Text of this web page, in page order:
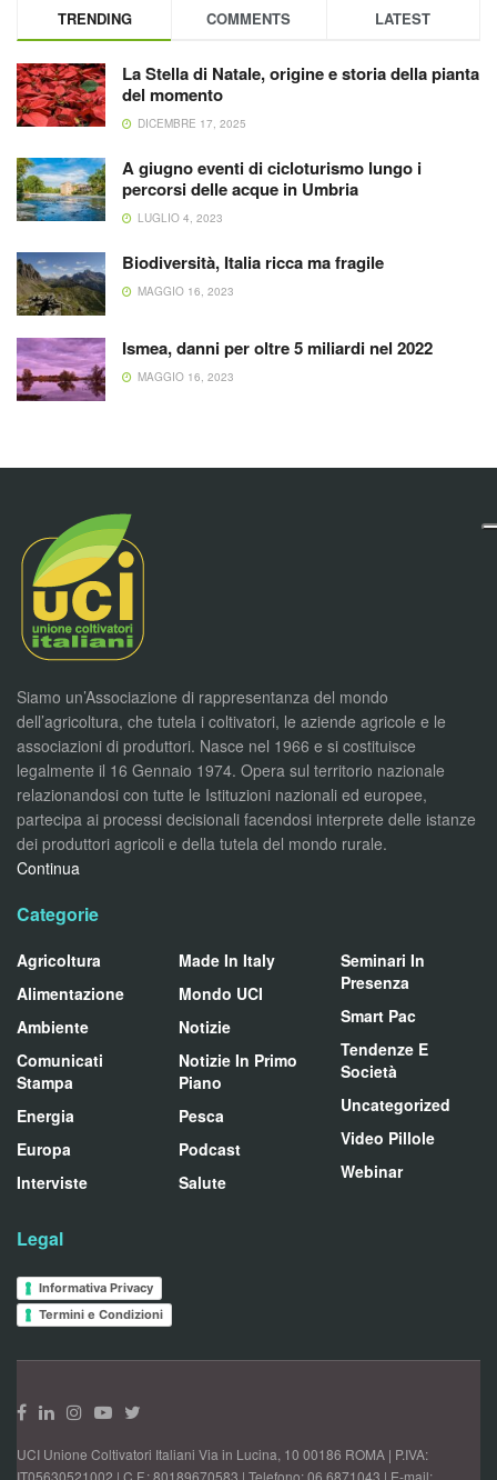
TRENDING COMMENTS LATEST
La Stella di Natale, origine e storia della pianta
del momento
DICEMBRE 17, 2025
A giugno eventi di cicloturismo lungo i
percorsi delle acque in Umbria
LUGLIO 4, 2023
Biodiversità, Italia ricca ma fragile
MAGGIO 16, 2023
Ismea, danni per oltre 5 miliardi nel 2022
MAGGIO 16, 2023
Siamo un’Associazione di rappresentanza del mondo
dell’agricoltura, che tutela i coltivatori, le aziende agricole e le
associazioni di produttori. Nasce nel 1966 e si costituisce
legalmente il 16 Gennaio 1974. Opera sul territorio nazionale
relazionandosi con tutte le Istituzioni nazionali ed europee,
partecipa ai processi decisionali facendosi interprete delle istanze
dei produttori agricoli e della tutela del mondo rurale.
Continua
Categorie
Agricoltura
Alimentazione
Ambiente
Comunicati
Stampa
Energia
Europa
Interviste
Made In Italy
Mondo UCI
Notizie
Notizie In Primo
Piano
Pesca
Podcast
Salute
Seminari In
Presenza
Smart Pac
Tendenze E
Società
Uncategorized
Video Pillole
Webinar
Legal
Informativa Privacy
Termini e Condizioni
UCI Unione Coltivatori Italiani Via in Lucina, 10 00186 ROMA | P.IVA:
IT05630521002 | C.F.: 80189670583 | Telefono: 06 6871043 | E-mail: